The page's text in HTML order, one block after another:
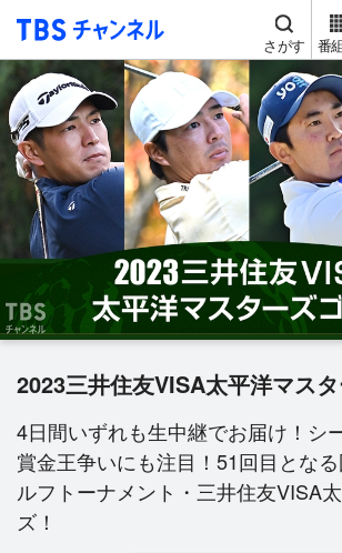
TBS チャンネル
さがす 番
2023三井住友VISA太平洋マス
4日間いずれも生中継でお届け！シ
賞金王争いにも注目！51回目とな
ルフトーナメント・三井住友VISA
ズ！